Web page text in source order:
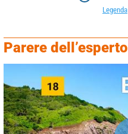
Legenda
Parere dell’esperto